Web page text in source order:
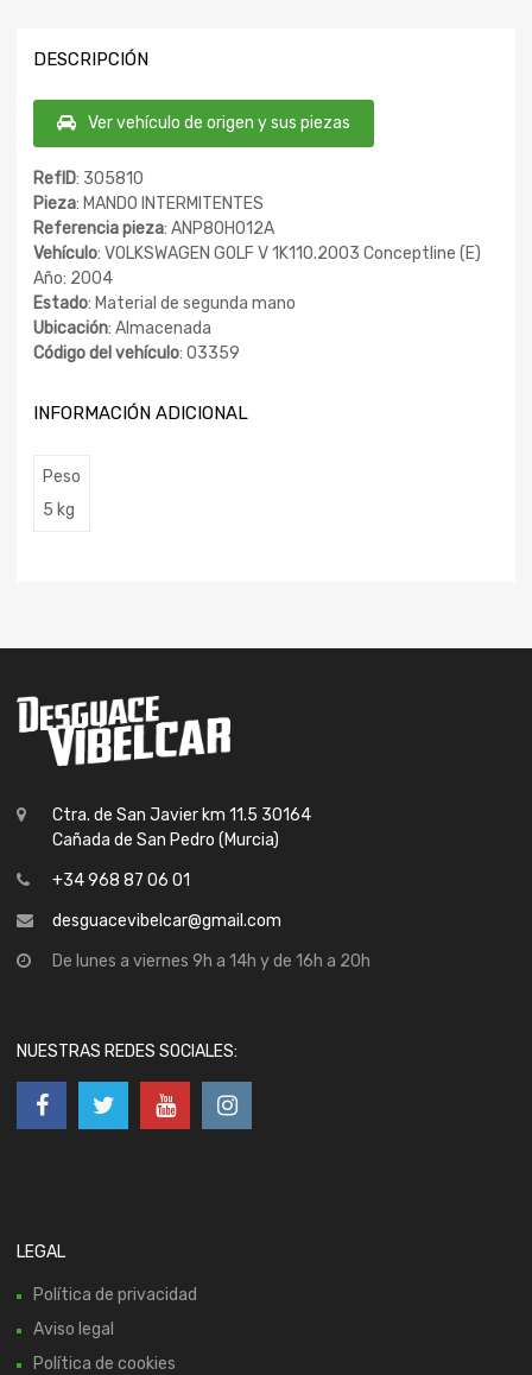
DESCRIPCIÓN
Ver vehículo de origen y sus piezas
RefID: 305810
Pieza: MANDO INTERMITENTES
Referencia pieza: ANP80H012A
Vehículo: VOLKSWAGEN GOLF V 1K110.2003 Conceptline (E)
Año: 2004
Estado: Material de segunda mano
Ubicación: Almacenada
Código del vehículo: 03359
INFORMACIÓN ADICIONAL
Peso
5 kg
Ctra. de San Javier km 11.5 30164
Cañada de San Pedro (Murcia)
+34 968 87 06 01
desguacevibelcar@gmail.com
De lunes a viernes 9h a 14h y de 16h a 20h
NUESTRAS REDES SOCIALES:
LEGAL
Política de privacidad
Aviso legal
Política de cookies